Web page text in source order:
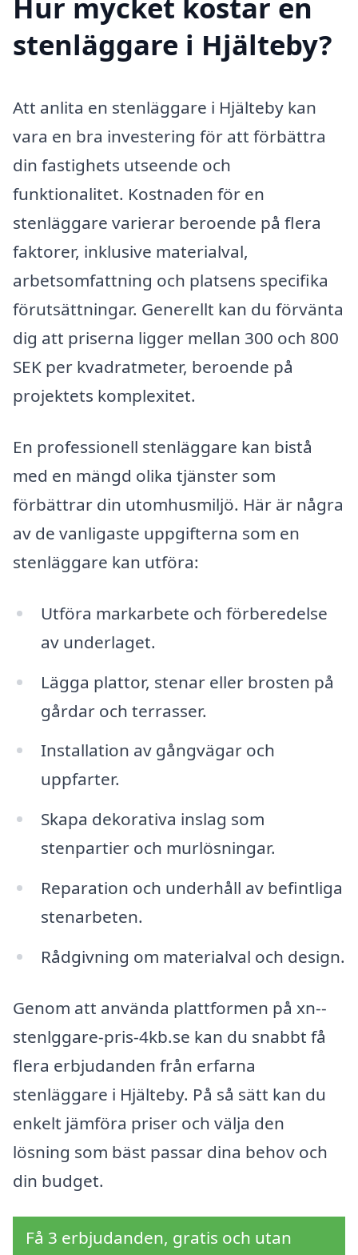
Hur mycket kostar en
stenläggare i Hjälteby?
Att anlita en stenläggare i Hjälteby kan
vara en bra investering för att förbättra
din fastighets utseende och
funktionalitet. Kostnaden för en
stenläggare varierar beroende på flera
faktorer, inklusive materialval,
arbetsomfattning och platsens specifika
förutsättningar. Generellt kan du förvänta
dig att priserna ligger mellan 300 och 800
SEK per kvadratmeter, beroende på
projektets komplexitet.
En professionell stenläggare kan bistå
med en mängd olika tjänster som
förbättrar din utomhusmiljö. Här är några
av de vanligaste uppgifterna som en
stenläggare kan utföra:
Utföra markarbete och förberedelse
av underlaget.
Lägga plattor, stenar eller brosten på
gårdar och terrasser.
Installation av gångvägar och
uppfarter.
Skapa dekorativa inslag som
stenpartier och murlösningar.
Reparation och underhåll av befintliga
stenarbeten.
Rådgivning om materialval och design.
Genom att använda plattformen på xn--
stenlggare-pris-4kb.se kan du snabbt få
flera erbjudanden från erfarna
stenläggare i Hjälteby. På så sätt kan du
enkelt jämföra priser och välja den
lösning som bäst passar dina behov och
din budget.
Få 3 erbjudanden, gratis och utan